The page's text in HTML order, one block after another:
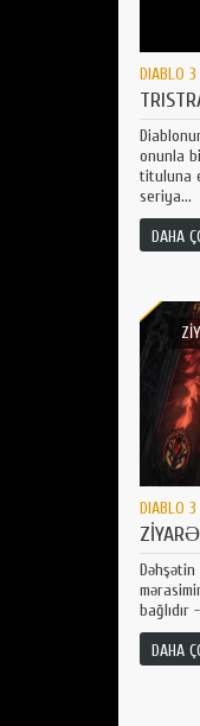
DIABLO
onunla
tituluna
seriya...
DAHA
DIABLO
bağlıdır
DAHA